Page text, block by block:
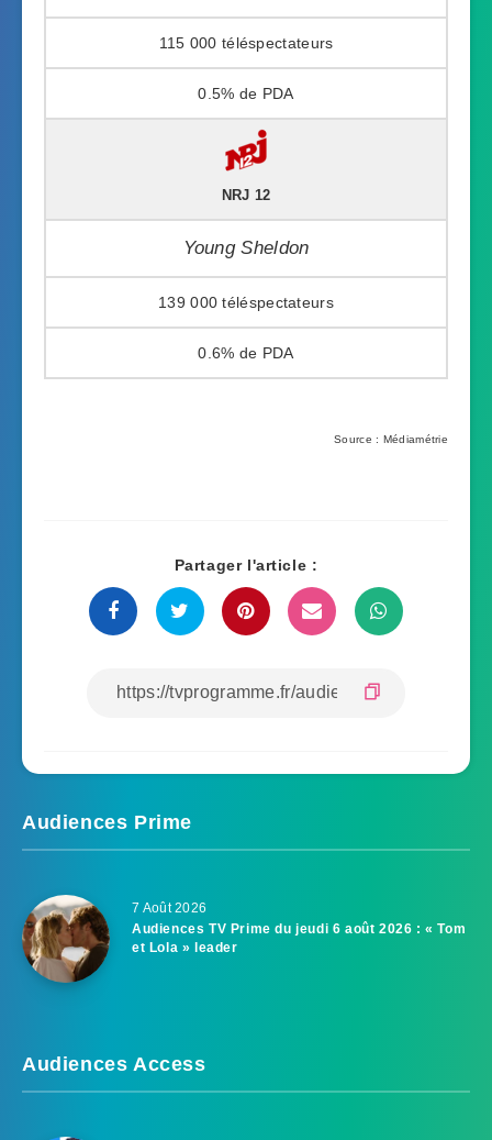
115 000
0.5%
NRJ 12
Young Sheldon
139 000
0.6%
Source : Médiamétrie
Partager l'article :
Audiences Prime
7 Août 2026
Audiences TV Prime du jeudi 6 août 2026 : « Tom
et Lola » leader
Audiences Access